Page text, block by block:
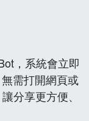
，系統會立即
需打開網頁或
分享更方便、